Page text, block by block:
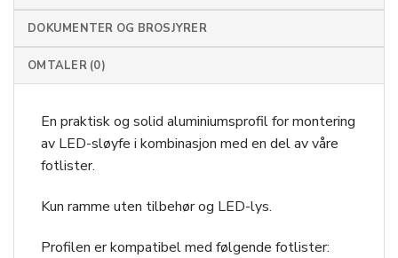
DOKUMENTER OG BROSJYRER
OMTALER (0)
En praktisk og solid aluminiumsprofil for montering
av LED-sløyfe i kombinasjon med en del av våre
fotlister.
Kun ramme uten tilbehør og LED-lys.
Profilen er kompatibel med følgende fotlister: